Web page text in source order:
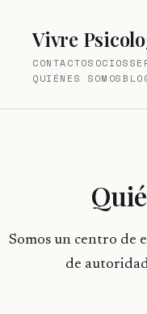
Vivre
CONTACTOSOCIOS
QUIÉNES SOMOS
Somos un centro de
de